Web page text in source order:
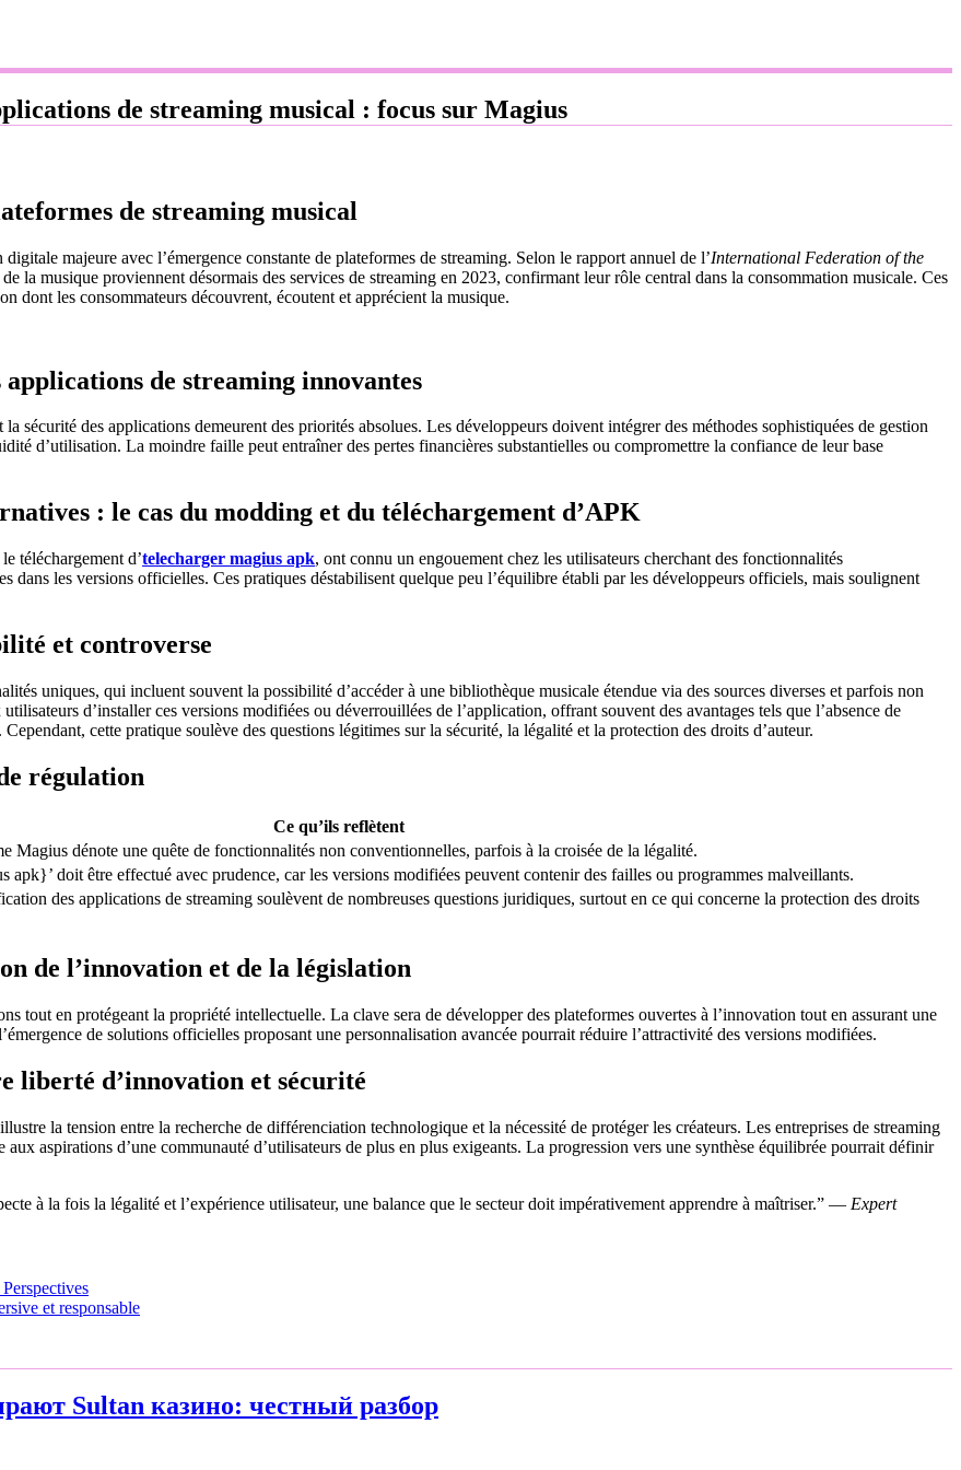
de streaming musical : focus sur Magius
de streaming musical
majeure avec l’émergence constante de plateformes de streaming. Selon le rapport annuel de l’International Federation of the
la musique proviennent désormais des services de streaming en 2023, confirmant leur rôle central dans la consommation musicale. Ces
dont les consommateurs découvrent, écoutent et apprécient la musique.
de streaming innovantes
sécurité des applications demeurent des priorités absolues. Les développeurs doivent intégrer des méthodes sophistiquées de gestion
d’utilisation. La moindre faille peut entraîner des pertes financières substantielles ou compromettre la confiance de leur base
: le cas du modding et du téléchargement d’APK
téléchargement d’telecharger magius apk, ont connu un engouement chez les utilisateurs cherchant des fonctionnalités
dans les versions officielles. Ces pratiques déstabilisent quelque peu l’équilibre établi par les développeurs officiels, mais soulignent
et controverse
uniques, qui incluent souvent la possibilité d’accéder à une bibliothèque musicale étendue via des sources diverses et parfois non
d’installer ces versions modifiées ou déverrouillées de l’application, offrant souvent des avantages tels que l’absence de
cette pratique soulève des questions légitimes sur la sécurité, la légalité et la protection des droits d’auteur.
régulation
Ce qu’ils reflètent
Magius dénote une quête de fonctionnalités non conventionnelles, parfois à la croisée de la légalité.
apk}’ doit être effectué avec prudence, car les versions modifiées peuvent contenir des failles ou programmes malveillants.
des applications de streaming soulèvent de nombreuses questions juridiques, surtout en ce qui concerne la protection des droits
de l’innovation et de la législation
tout en protégeant la propriété intellectuelle. La clave sera de développer des plateformes ouvertes à l’innovation tout en assurant une
de solutions officielles proposant une personnalisation avancée pourrait réduire l’attractivité des versions modifiées.
liberté d’innovation et sécurité
la tension entre la recherche de différenciation technologique et la nécessité de protéger les créateurs. Les entreprises de streaming
aspirations d’une communauté d’utilisateurs de plus en plus exigeants. La progression vers une synthèse équilibrée pourrait définir
à la fois la légalité et l’expérience utilisateur, une balance que le secteur doit impérativement apprendre à maîtriser.” — Expert
et responsable
Sultan казино: честный разбор